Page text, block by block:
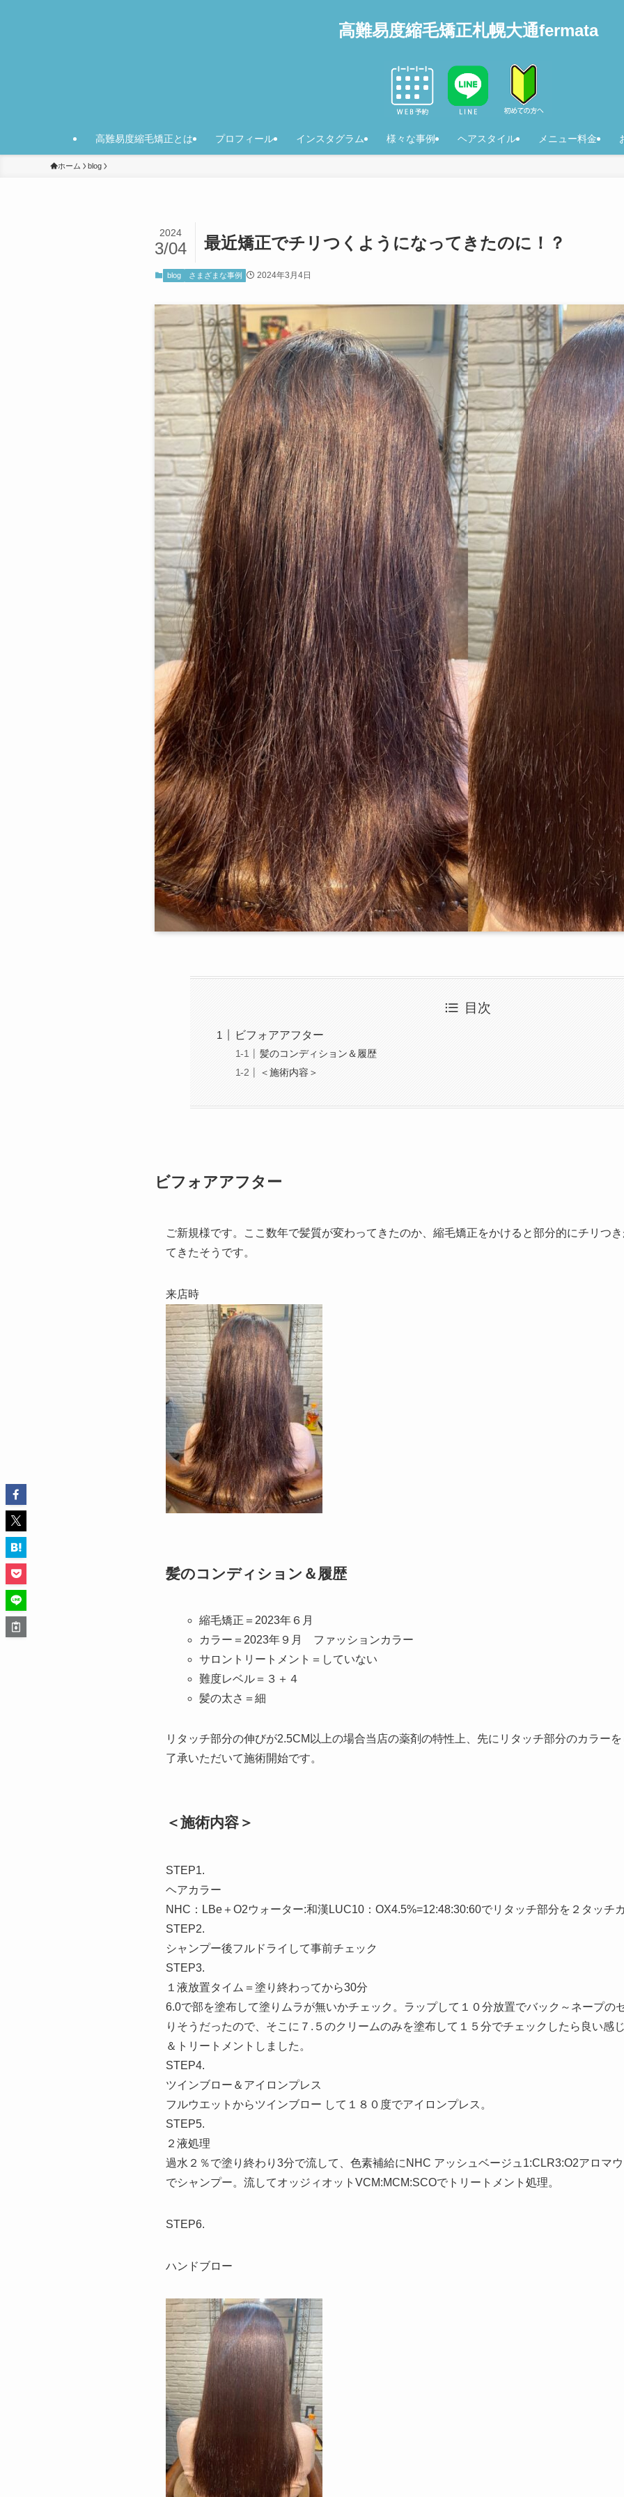
高難易度縮毛矯正札幌大通fermata
高難易度縮毛矯正とは プロフィール インスタグラム 様々な事例 ヘアスタイル メニュー料金
ホーム blog
最近矯正でチリつくようになってきたのに！？
2024
3/04
blog さまざまな事例 2024年3月4日
目次
ビフォアアフター
髪のコンディション＆履歴
＜施術内容＞
ビフォアアフター
ご新規様です。ここ数年で髪質が変わってきたのか、縮毛矯正をかけると部分的にチリつ
てきたそうです。
来店時
髪のコンディション＆履歴
縮毛矯正＝2023年６月
カラー＝2023年９月 ファッションカラー
サロントリートメント＝していない
難度レベル＝３＋４
髪の太さ＝細
リタッチ部分の伸びが2.5CM以上の場合当店の薬剤の特性上、先にリタッチ部分のカラー
了承いただいて施術開始です。
＜施術内容＞
STEP1.
ヘアカラー
NHC：LBe＋O2ウォーター:和漢LUC10：OX4.5%=12:48:30:60でリタッチ部分を２タッチ
STEP2.
シャンプー後フルドライして事前チェック
STEP3.
１液放置タイム＝塗り終わってから30分
6.0で部を塗布して塗りムラが無いかチェック。ラップして１０分放置でバック～ネープの
りそうだったので、そこに７.５のクリームのみを塗布して１５分でチェックしたら良い感
＆トリートメントしました。
STEP4.
ツインブロー＆アイロンプレス
フルウエットからツインブロー して１８０度でアイロンプレス。
STEP5.
２液処理
過水２％で塗り終わり3分で流して、色素補給にNHC アッシュベージュ1:CLR3:O2アロマ
でシャンプー。流してオッジィオットVCM:MCM:SCOでトリートメント処理。
STEP6.
ハンドブロー